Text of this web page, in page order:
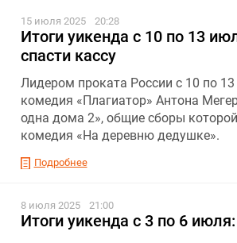
15 июля 2025 20:28
Итоги уикенда с 10 по 13
спасти кассу
Лидером проката России с 10 по
комедия «Плагиатор» Антона
одна дома 2», общие сборы
комедия «На деревню дедушке».
Подробнее
8 июля 2025 21:00
Итоги уикенда с 3 по 6